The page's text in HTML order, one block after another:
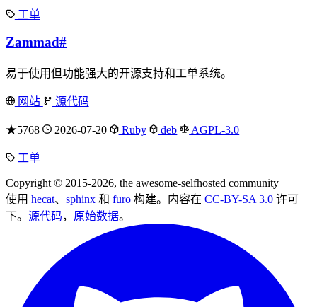
工单
Zammad#
易于使用但功能强大的开源支持和工单系统。
网站 源代码
★5768 2026-07-20 Ruby deb AGPL-3.0
工单
Copyright © 2015-2026, the awesome-selfhosted community
使用 hecat、 sphinx 和 furo 构建。内容在 CC-BY-SA 3.0 许可
下。 源代码， 原始数据。